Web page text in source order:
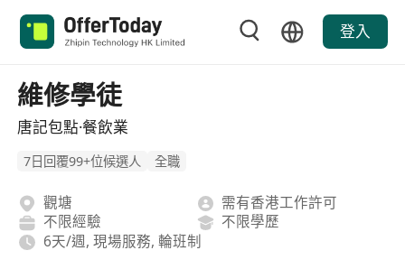
登入
維修學徒
唐記包點·餐飲業
7日回覆99+位候選人 全職
觀塘
需有香港工作許可
不限經驗
不限學歷
6天/週, 現場服務, 輪班制